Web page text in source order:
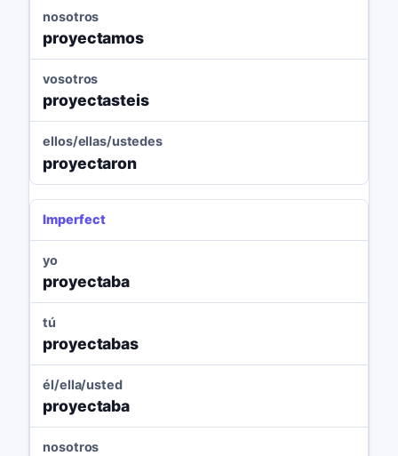
nosotros
proyectamos
vosotros
proyectasteis
ellos/ellas/ustedes
proyectaron
Imperfect
yo
proyectaba
tú
proyectabas
él/ella/usted
proyectaba
nosotros